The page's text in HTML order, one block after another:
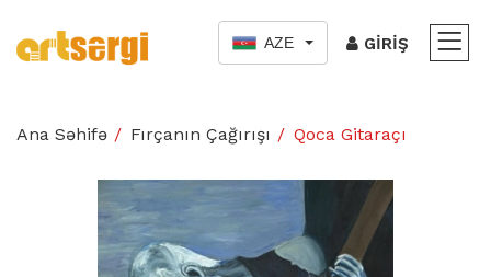
AZE GIRIŞ
Ana Səhifə Fırçanın Çağırışı Qoca Gitaraçı